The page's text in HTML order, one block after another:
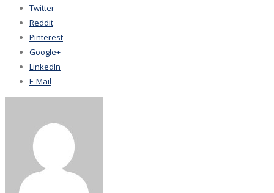
Twitter
Reddit
Pinterest
Google+
LinkedIn
E-Mail